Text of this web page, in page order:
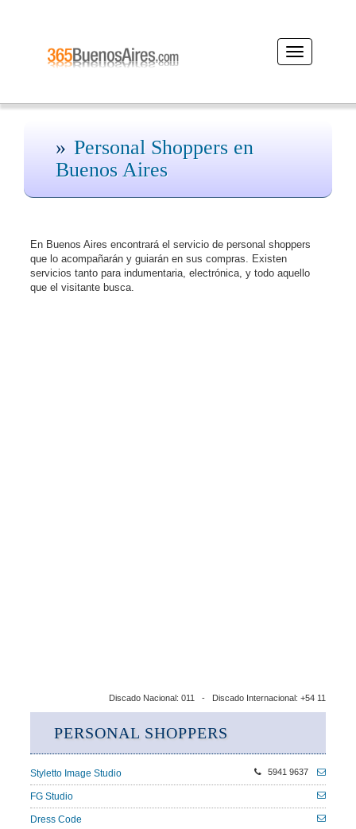
Desplegar
navegación
Personal Shoppers en
Buenos Aires
En Buenos Aires encontrará el servicio de personal shoppers
que lo acompañarán y guiarán en sus compras. Existen
servicios tanto para indumentaria, electrónica, y todo aquello
que el visitante busca.
Discado Nacional: 011 - Discado Internacional: +54 11
PERSONAL SHOPPERS
Styletto Image Studio 5941 9637
FG Studio
Dress Code